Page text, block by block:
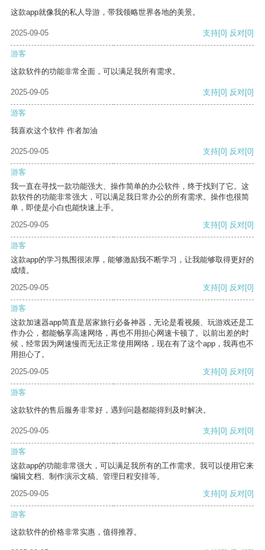
这款app就像我的私人导游，带我领略世界各地的美景。
2025-09-05 支持[0] 反对[0]
游客
这款软件的功能非常全面，可以满足我所有需求。
2025-09-05 支持[0] 反对[0]
游客
我喜欢这个软件 作者加油
2025-09-05 支持[0] 反对[0]
游客
我一直在寻找一款功能强大、操作简单的办公软件，终于找到了它。这
款软件的功能非常强大，可以满足我日常办公的所有需求。操作也很简
单，即使是小白也能快速上手。
2025-09-05
支持[0] 反对[0]
游客
这款app的学习氛围很浓厚，能够激励我不断学习，让我能够取得更好的
成绩。
2025-09-05
支持[0] 反对[0]
游客
这款加速器app简直是居家旅行必备神器，无论是看视频、玩游戏还是工
作办公，都能畅享高速网络，再也不用担心网速卡顿了。以前出差的时
候，经常因为网速慢而无法正常使用网络，现在有了这个app，我再也不
用担心了。
2025-09-05
支持[0] 反对[0]
游客
这款软件的售后服务非常好，遇到问题都能得到及时解决。
2025-09-05 支持[0] 反对[0]
游客
这款app的功能非常强大，可以满足我所有的工作需求。我可以使用它来
编辑文档、制作演示文稿、管理日程安排等。
2025-09-05
支持[0] 反对[0]
游客
这款软件的价格非常实惠，值得推荐。